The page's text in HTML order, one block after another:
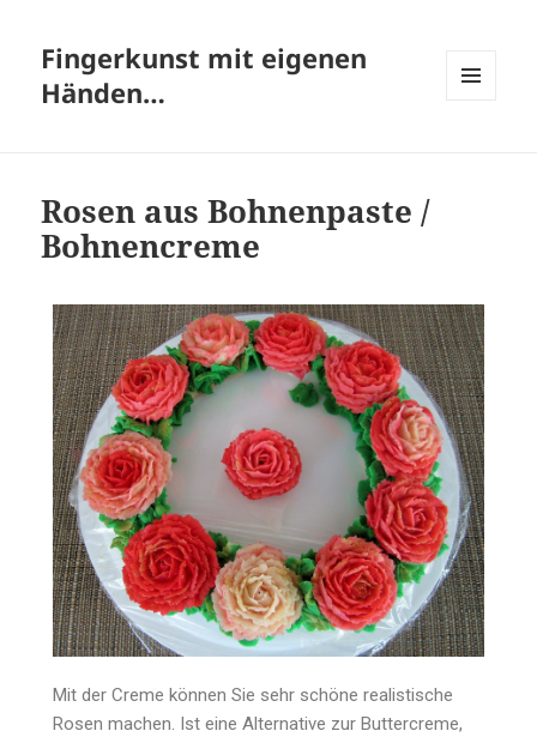
Fingerkunst mit eigenen
Händen…
Rosen aus Bohnenpaste /
Bohnencreme
Mit der Creme können Sie sehr schöne realistische
Rosen machen. Ist eine Alternative zur Buttercreme,